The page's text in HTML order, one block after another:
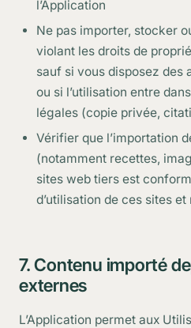
l’Application
Ne pas importer, stocker
violant les droits de
sauf si vous disposez des
ou si l’utilisation entre
légales (copie privée,
Vérifier que l’importation
(notamment recettes,
sites web tiers est
d’utilisation de ces sites
7. Contenu importé
externes
L’Application permet aux